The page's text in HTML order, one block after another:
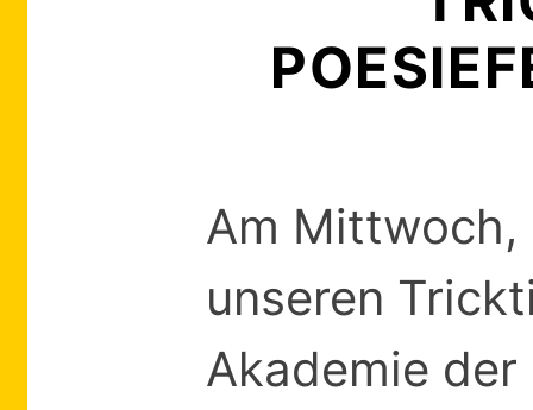
Am Mittwoch,
unseren
Akademie